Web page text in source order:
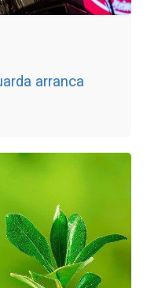
arranca